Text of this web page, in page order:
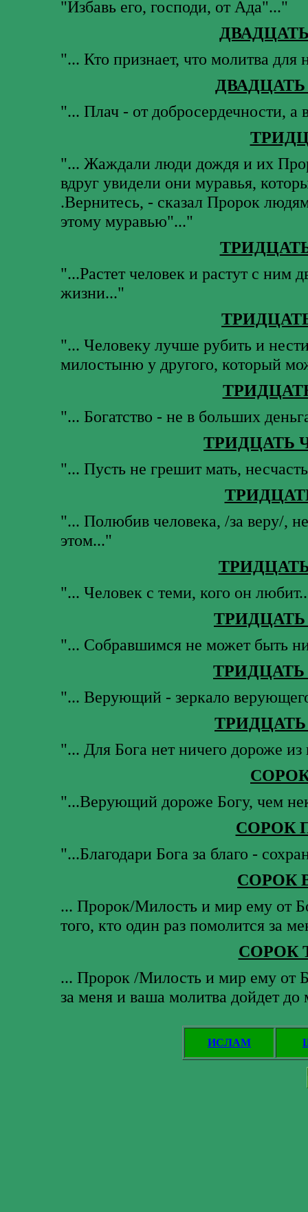
"Избавь его, господи, от Ада"..."
"... Кто признает, что молитва для
"... Плач - от добросердечности, а
"... Жаждали люди дождя и их
вдруг увидели они муравья,
.Вернитесь, - сказал Пророк
этому муравью"..."
"...Растет человек и растут с ним
жизни..."
"... Человеку лучше рубить и
милостыню у другого, который
"... Богатство - не в больших
ТРИДЦАТЬ
"... Пусть не грешит мать,
"... Полюбив человека, /за веру/,
этом..."
"... Человек с теми, кого он
"... Собравшимся не может быть
"... Верующий - зеркало
"... Для Бога нет ничего дороже
"...Верующий дороже Богу, чем
СОРОК
"...Благодари Бога за благо -
СОРОК
... Пророк/Милость и мир ему от
того, кто один раз помолится за
СОРОК
... Пророк /Милость и мир ему от
за меня и ваша молитва дойдет до
ИСЛАМ